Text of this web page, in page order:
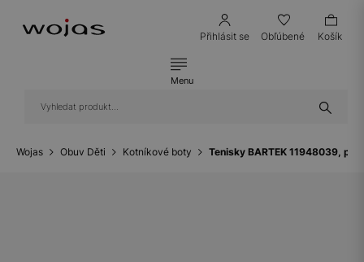
Přihlásit se Obľúbené Košík
Menu
Wojas Obuv Děti Kotníkové boty Tenisky BARTEK 11948039,